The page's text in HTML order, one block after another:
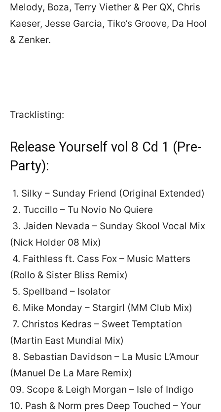
Melody, Boza, Terry Viether & Per QX, Chris
Kaeser, Jesse Garcia, Tiko’s Groove, Da Hool
& Zenker.
Tracklisting:
Release Yourself vol 8 Cd 1 (Pre-
Party):
1. Silky – Sunday Friend (Original Extended)
2. Tuccillo – Tu Novio No Quiere
3. Jaiden Nevada – Sunday Skool Vocal Mix
(Nick Holder 08 Mix)
4. Faithless ft. Cass Fox – Music Matters
(Rollo & Sister Bliss Remix)
5. Spellband – Isolator
6. Mike Monday – Stargirl (MM Club Mix)
7. Christos Kedras – Sweet Temptation
(Martin East Mundial Mix)
8. Sebastian Davidson – La Music L’Amour
(Manuel De La Mare Remix)
09. Scope & Leigh Morgan – Isle of Indigo
10. Pash & Norm pres Deep Touched – Your